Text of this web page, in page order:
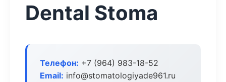
Dental Stoma
Телефон: +7 (964) 983-18-52
Email: info@stomatologiyade961.ru